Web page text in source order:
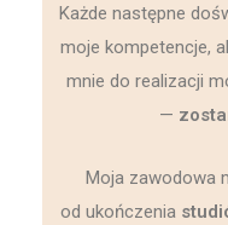
Każde następne
moje kompetencje,
mnie do realizacji
—
Moja zawodowa
od ukończenia